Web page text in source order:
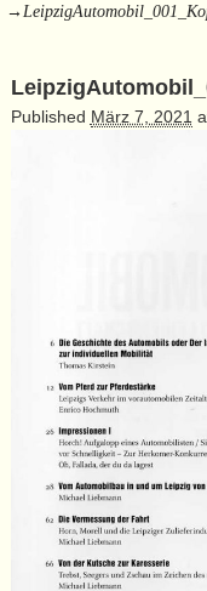
→
Bilder-Navigation
Published März 7, 2021